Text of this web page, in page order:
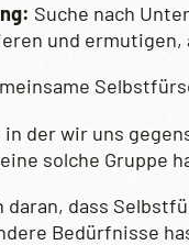
Suche nach
und
in der wir uns
solche Gruppe
daran, dass
Bedürfnisse